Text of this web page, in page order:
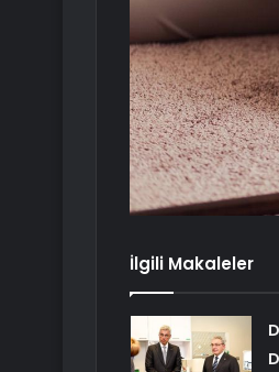
İlgili Makaleler